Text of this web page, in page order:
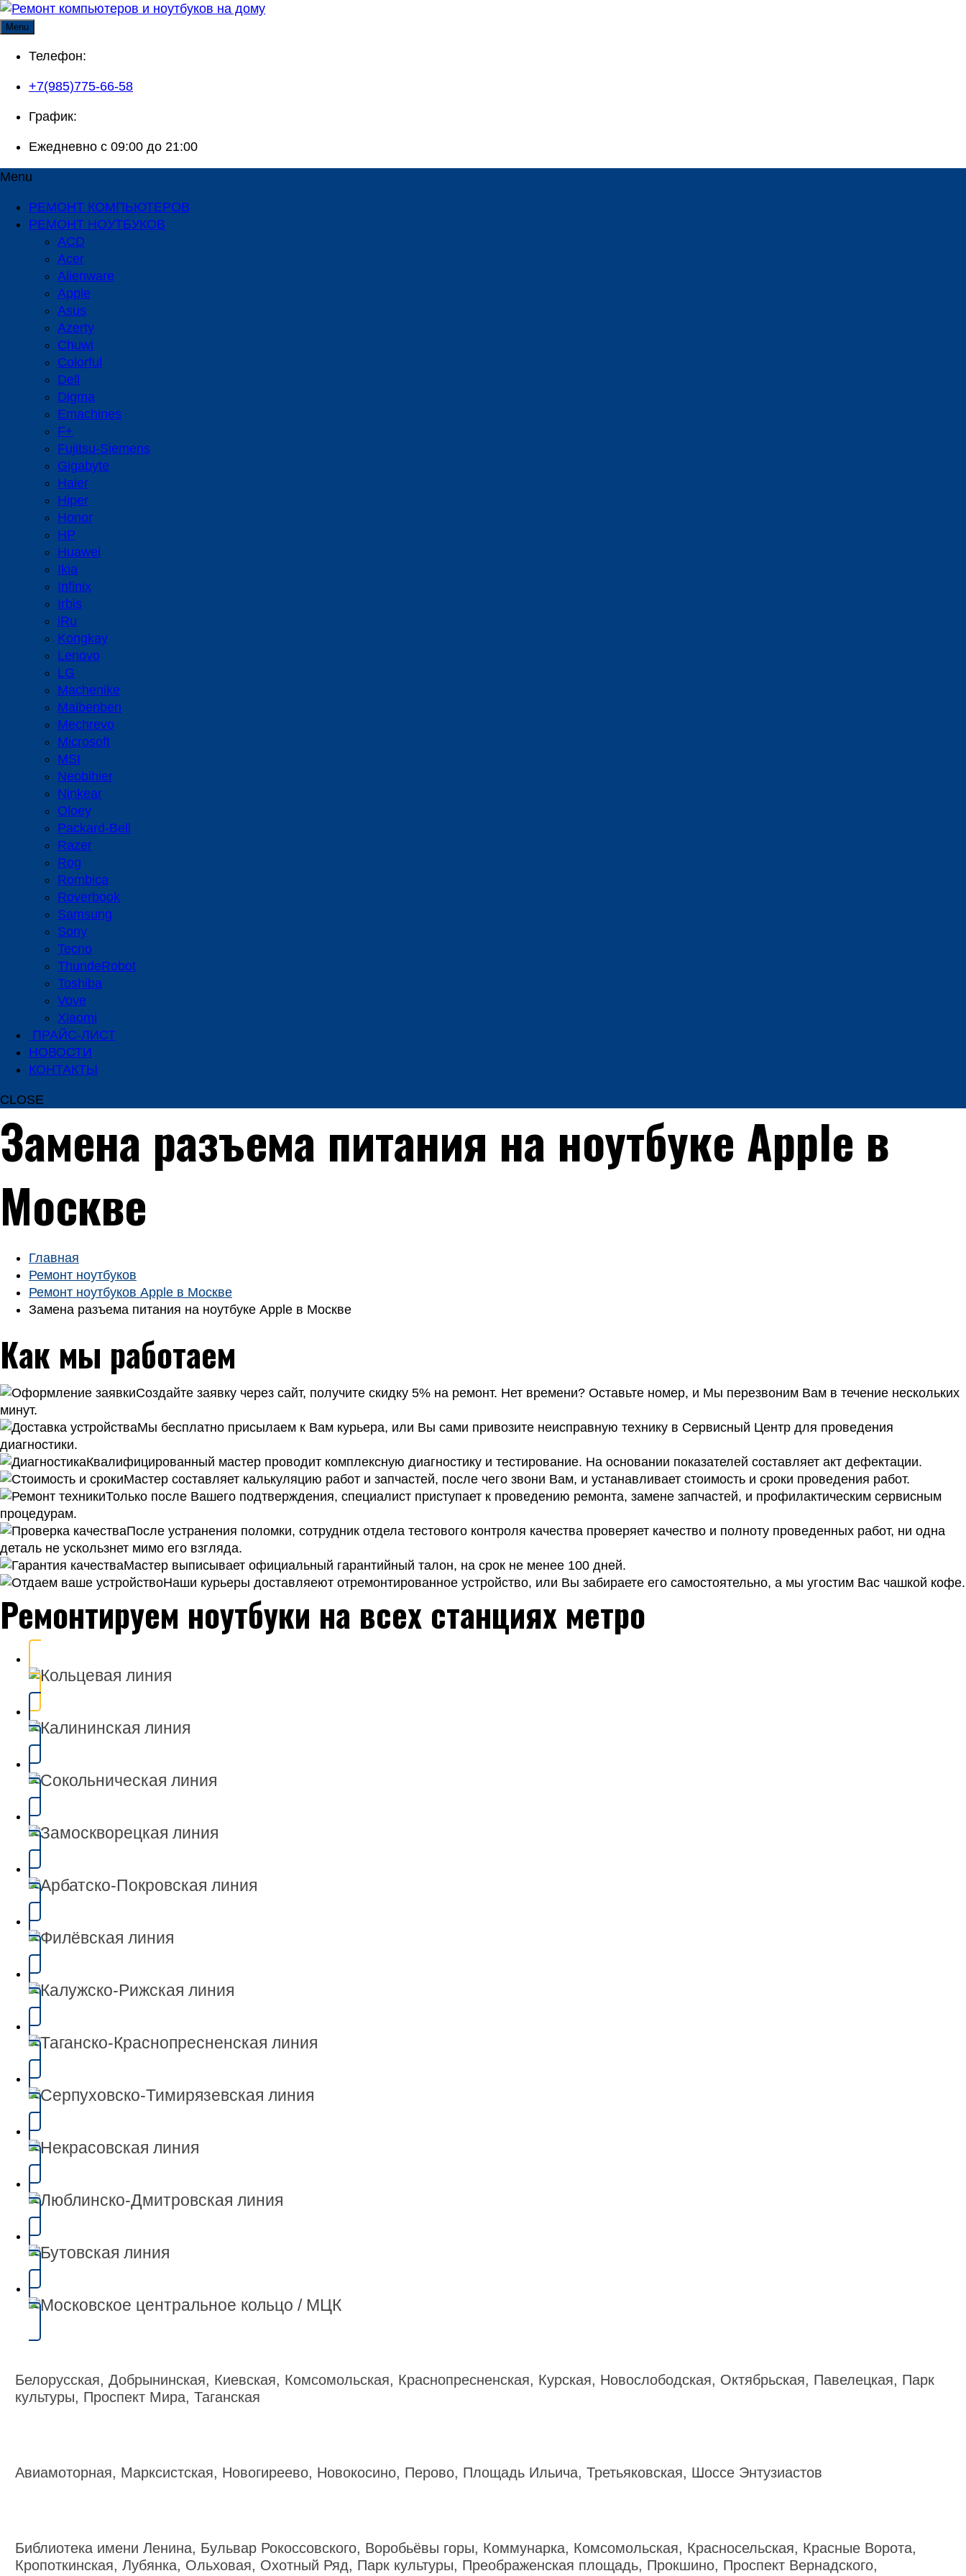
Skip
toMenu
Телефон:
+7(985)775-66-58
График:
Ежедневно с 09:00 до 21:00
Menu
РЕМОНТ КОМПЬЮТЕРОВ
РЕМОНТ НОУТБУКОВ
ACD
Acer
Alienware
Apple
Asus
Azerty
Chuwi
Colorful
Dell
Digma
Emachines
F+
Fujitsu-Siemens
Gigabyte
Haier
Hiper
Honor
HP
Huawei
Ikia
Infinix
Irbis
iRu
Kongkay
Lenovo
LG
Machenike
Maibenben
Mechrevo
Microsoft
MSI
Neobihier
Ninkear
Oloey
Packard-Bell
Razer
Rog
Rombica
Roverbook
Samsung
Sony
Tecno
ThundeRobot
Toshiba
Vove
Xiaomi
ПРАЙС-ЛИСТ
НОВОСТИ
КОНТАКТЫ
CLOSE
Замена разъема питания на ноутбуке Apple в
Москве
Главная
Ремонт ноутбуков
Ремонт ноутбуков Apple в Москве
Замена разъема питания на ноутбуке Apple в Москве
Как мы работаем
Создайте заявку через сайт, получите скидку 5% на ремонт. Нет времени? Оставьте номер, и Мы перезвоним Вам в течение нескольких
минут.
Мы бесплатно присылаем к Вам курьера, или Вы сами привозите неисправную технику в Сервисный Центр для проведения
диагностики.
Квалифицированный мастер проводит комплексную диагностику и тестирование. На основании показателей составляет акт дефектации.
Мастер составляет калькуляцию работ и запчастей, после чего звони Вам, и устанавливает стоимость и сроки проведения работ.
Только после Вашего подтверждения, специалист приступает к проведению ремонта, замене запчастей, и профилактическим сервисным
процедурам.
После устранения поломки, сотрудник отдела тестового контроля качества проверяет качество и полноту проведенных работ, ни одна
деталь не ускользнет мимо его взгляда.
Мастер выписывает официальный гарантийный талон, на срок не менее 100 дней.
Наши курьеры доставляеют отремонтированное устройство, или Вы забираете его самостоятельно, а мы угостим Вас чашкой кофе.
Ремонтируем ноутбуки на всех станциях метро
Белорусская, Добрынинская, Киевская, Комсомольская, Краснопресненская, Курская, Новослободская, Октябрьская, Павелецкая, Парк
культуры, Проспект Мира, Таганская
Авиамоторная, Марксистская, Новогиреево, Новокосино, Перово, Площадь Ильича, Третьяковская, Шоссе Энтузиастов
Библиотека имени Ленина, Бульвар Рокоссовского, Воробьёвы горы, Коммунарка, Комсомольская, Красносельская, Красные Ворота,
Кропоткинская, Лубянка, Ольховая, Охотный Ряд, Парк культуры, Преображенская площадь, Прокшино, Проспект Вернадского,